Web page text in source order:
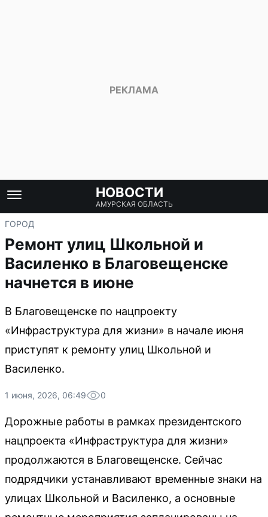
НОВОСТИ
АМУРСКАЯ ОБЛАСТЬ
ГОРОД
Ремонт улиц Школьной и
Василенко в Благовещенске
начнется в июне
В Благовещенске по нацпроекту
«Инфраструктура для жизни» в начале июня
приступят к ремонту улиц Школьной и
Василенко.
1 июня, 2026, 06:49 0
Дорожные работы в рамках президентского
нацпроекта «Инфраструктура для жизни»
продолжаются в Благовещенске. Сейчас
подрядчики устанавливают временные знаки на
улицах Школьной и Василенко, а основные